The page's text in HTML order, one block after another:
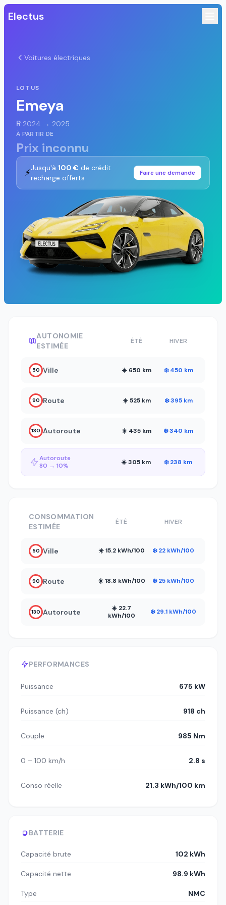
Electus
Voitures électriques
LOTUS
Emeya
R·2024 → 2025
À PARTIR DE
Prix inconnu
⚡Jusqu'à 100 € de crédit
recharge offerts
Faire une demande
AUTONOMIE
ESTIMÉE
ÉTÉ HIVER
50 Ville ☀️ 650 km ❄️ 450 km
90 Route ☀️ 525 km ❄️ 395 km
130 Autoroute ☀️ 435 km ❄️ 340 km
Autoroute
80 → 10%
☀️ 305 km ❄️ 238 km
PERFORMANCES
Puissance 675 kW
Puissance (ch) 918 ch
Couple 985 Nm
0 – 100 km/h 2.8 s
Conso réelle 21.3 kWh/100 km
BATTERIE
Capacité brute 102 kWh
Capacité nette 98.9 kWh
Type NMC
CONSOMMATION
ESTIMÉE
ÉTÉ HIVER
50 Ville ☀️ 15.2 kWh/100 ❄️ 22 kWh/100
90 Route ☀️ 18.8 kWh/100 ❄️ 25 kWh/100
130 Autoroute
☀️ 22.7
kWh/100
❄️ 29.1 kWh/100